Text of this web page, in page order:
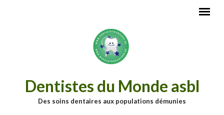
Dentistes du Monde asbl
Des soins dentaires aux populations démunies